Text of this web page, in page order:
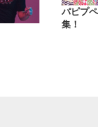
パピプ
集！